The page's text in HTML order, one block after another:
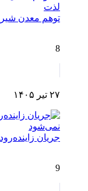
توهم معدن
8
۲۷ تیر ۱۴۰۵
جریان زاینده‌رود تا ۱۵ شهریور ادامه دارد؛ آب
9